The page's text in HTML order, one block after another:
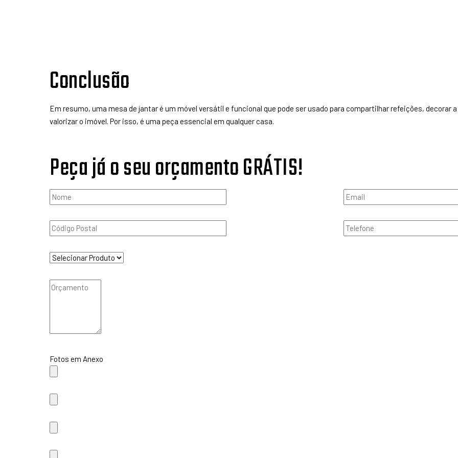
Conclusão
Em resumo, uma mesa de jantar é um móvel versátil e funcional que pode ser usado para compartilhar refeições, decorar
valorizar o imóvel. Por isso, é uma peça essencial em qualquer casa.
Peça já o seu orçamento GRÁTIS!
Fotos em Anexo